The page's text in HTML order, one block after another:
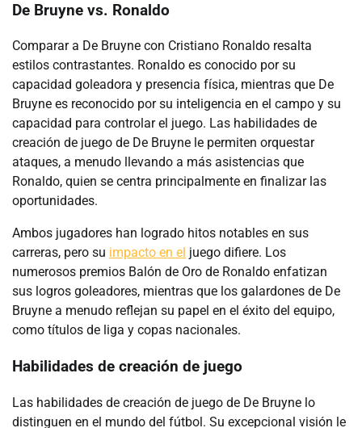
De Bruyne vs. Ronaldo
Comparar a De Bruyne con Cristiano Ronaldo resalta
estilos contrastantes. Ronaldo es conocido por su
capacidad goleadora y presencia física, mientras que De
Bruyne es reconocido por su inteligencia en el campo y su
capacidad para controlar el juego. Las habilidades de
creación de juego de De Bruyne le permiten orquestar
ataques, a menudo llevando a más asistencias que
Ronaldo, quien se centra principalmente en finalizar las
oportunidades.
Ambos jugadores han logrado hitos notables en sus
carreras, pero su impacto en el juego difiere. Los
numerosos premios Balón de Oro de Ronaldo enfatizan
sus logros goleadores, mientras que los galardones de De
Bruyne a menudo reflejan su papel en el éxito del equipo,
como títulos de liga y copas nacionales.
Habilidades de creación de juego
Las habilidades de creación de juego de De Bruyne lo
distinguen en el mundo del fútbol. Su excepcional visión le